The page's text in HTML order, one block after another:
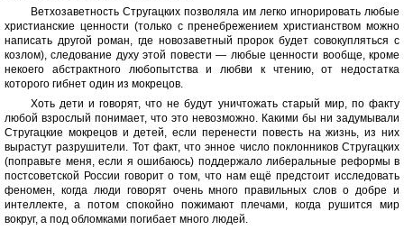
Ветхозаветность Стругацких позволяла им легко игнорировать любые
христианские ценности (только с пренебрежением христианством можно
написать другой роман, где новозаветный пророк будет совокупляться с
козлом), следование духу этой повести — любые ценности вообще, кроме
некоего абстрактного любопытства и любви к чтению, от недостатка
которого гибнет один из мокрецов.
Хоть дети и говорят, что не будут уничтожать старый мир, по факту
любой взрослый понимает, что это невозможно. Какими бы ни задумывали
Стругацкие мокрецов и детей, если перенести повесть на жизнь, из них
вырастут разрушители. Тот факт, что энное число поклонников Стругацких
(поправьте меня, если я ошибаюсь) поддержало либеральные реформы в
постсоветской России говорит о том, что нам ещё предстоит исследовать
феномен, когда люди говорят очень много правильных слов о добре и
интеллекте, а потом спокойно пожимают плечами, когда рушится мир
вокруг, а под обломками погибает много людей.